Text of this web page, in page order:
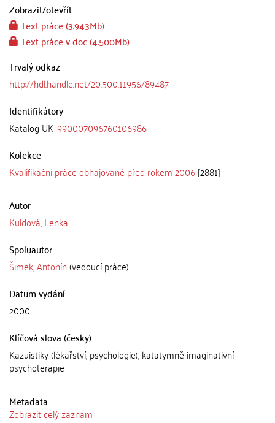
Zobrazit/otevřít
Text práce (3.943Mb)
Text práce v doc (4.500Mb)
Trvalý odkaz
http://hdl.handle.net/20.500.11956/89487
Identifikátory
Katalog UK:990007096760106986
Kolekce
Kvalifikační práce obhajované před rokem 2006[2881]
Autor
Kuldová, Lenka
Spoluautor
Šimek, Antonín(vedoucí práce)
Datum vydání
2000
Klíčová slova (česky)
Kazuistiky (lékařství, psychologie), katatymně-imaginativní
psychoterapie
Metadata
Zobrazit celý záznam